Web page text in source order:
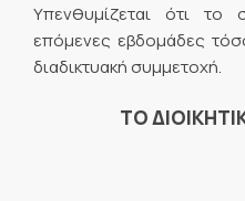
Υπενθυμίζεται ότι το
επόμενες εβδομάδες
διαδικτυακή συμμετοχή.
ΤΟ